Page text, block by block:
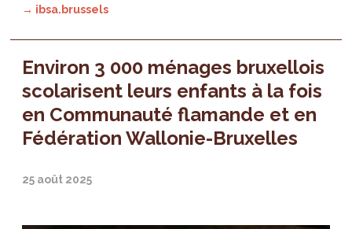
→ ibsa.brussels
Environ 3 000 ménages bruxellois
scolarisent leurs enfants à la fois
en Communauté flamande et en
Fédération Wallonie-Bruxelles
25 août 2025